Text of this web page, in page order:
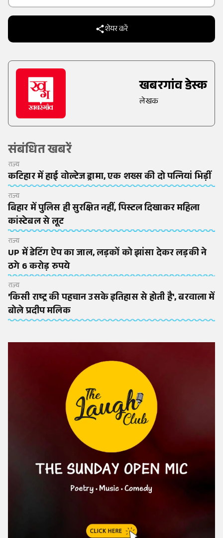
Trusted Source on
शेयर करें
खबरगांव डेस्क
लेखक
संबंधित खबरें
राज्य
कटिहार में हाई वोल्टेज ड्रामा, एक शख्स की दो पत्नियां भिड़ीं
राज्य
बिहार में पुलिस ही सुरक्षित नहीं, पिस्टल दिखाकर महिला
कांस्टेबल से लूट
राज्य
UP में डेटिंग ऐप का जाल, लड़कों को झांसा देकर लड़की ने
ठगे 6 करोड़ रुपये
राज्य
'किसी राष्ट्र की पहचान उसके इतिहास से होती है', बरवाला में
बोले प्रदीप मलिक